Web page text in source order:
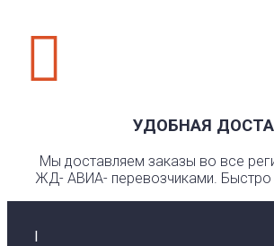

УДОБНАЯ
Мы доставляем заказы во все
ЖД- АВИА- перевозчиками. Быстро
I